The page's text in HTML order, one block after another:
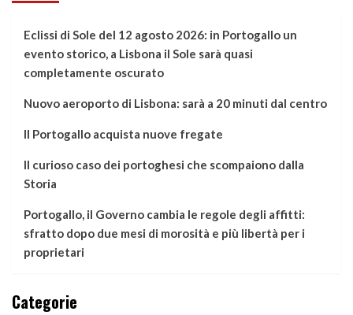
Eclissi di Sole del 12 agosto 2026: in Portogallo un
evento storico, a Lisbona il Sole sarà quasi
completamente oscurato
Nuovo aeroporto di Lisbona: sarà a 20 minuti dal centro
Il Portogallo acquista nuove fregate
Il curioso caso dei portoghesi che scompaiono dalla
Storia
Portogallo, il Governo cambia le regole degli affitti:
sfratto dopo due mesi di morosità e più libertà per i
proprietari
Categorie